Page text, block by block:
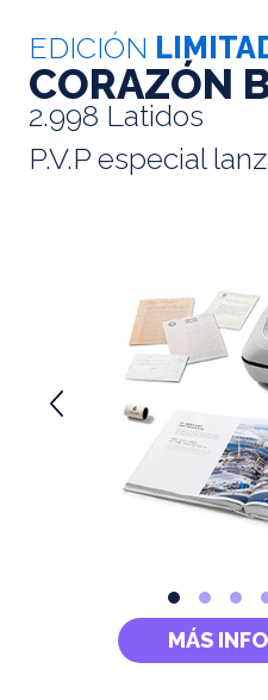
EDICIÓN
CORAZÓN
2.998 Latidos
P.V.P especial
MÁS